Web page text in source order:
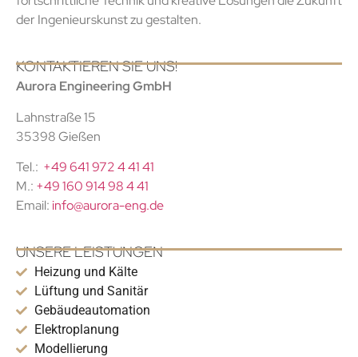
der Ingenieurskunst zu gestalten.
KONTAKTIEREN SIE UNS!
Aurora Engineering GmbH
Lahnstraße 15
35398 Gießen
Tel.: +49 641 972 4 41 41
M.: +49 160 914 98 4 41
Email: info@aurora-eng.de
UNSERE LEISTUNGEN
Heizung und Kälte
Lüftung und Sanitär
Gebäudeautomation
Elektroplanung
Modellierung